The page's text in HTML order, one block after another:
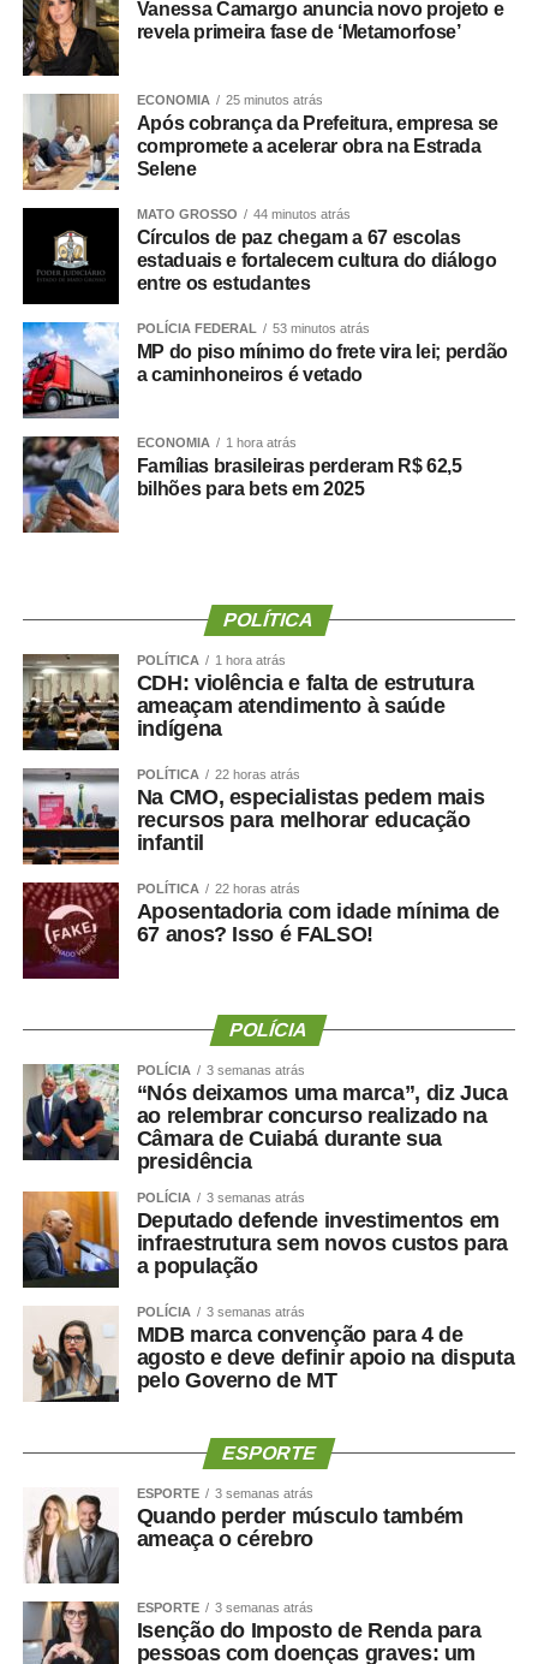
TOP FAMOSOS
COMENTE ABAIXO:
WhatsApp
Facebook
Twitter
Messenger
LinkedIn
Share
Vanessa Camargo anuncia novo projeto e
revela primeira fase de ‘Metamorfose’
ECONOMIA 25 minutos atrás
Após cobrança da Prefeitura, empresa se
compromete a acelerar obra na Estrada
Selene
MATO GROSSO 44 minutos atrás
Círculos de paz chegam a 67 escolas
estaduais e fortalecem cultura do diálogo
entre os estudantes
POLÍCIA FEDERAL 53 minutos atrás
MP do piso mínimo do frete vira lei; perdão
a caminhoneiros é vetado
ECONOMIA 1 hora atrás
Famílias brasileiras perderam R$ 62,5
bilhões para bets em 2025
POLÍTICA
POLÍTICA 1 hora atrás
CDH: violência e falta de estrutura
ameaçam atendimento à saúde
indígena
POLÍTICA 22 horas atrás
Na CMO, especialistas pedem mais
recursos para melhorar educação
infantil
POLÍTICA 22 horas atrás
Aposentadoria com idade mínima de
67 anos? Isso é FALSO!
POLÍCIA
POLÍCIA 3 semanas atrás
“Nós deixamos uma marca”, diz Juca
ao relembrar concurso realizado na
Câmara de Cuiabá durante sua
presidência
POLÍCIA 3 semanas atrás
Deputado defende investimentos em
infraestrutura sem novos custos para
a população
POLÍCIA 3 semanas atrás
MDB marca convenção para 4 de
agosto e deve definir apoio na disputa
pelo Governo de MT
ESPORTE
ESPORTE 3 semanas atrás
Quando perder músculo também
ameaça o cérebro
ESPORTE 3 semanas atrás
Isenção do Imposto de Renda para
pessoas com doenças graves: um